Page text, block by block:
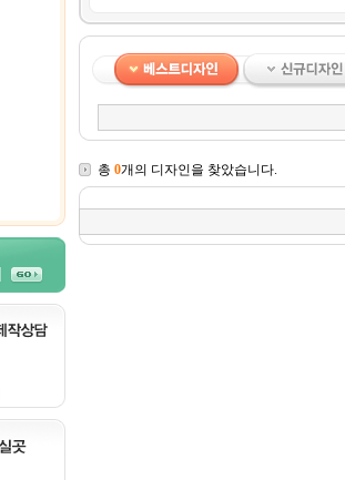
총 0개의 디자인을 찾았습니다.